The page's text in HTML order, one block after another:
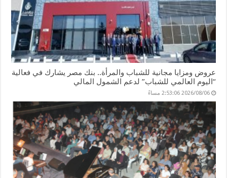
عروض ومزايا مجانية للشباب والمرأة.. بنك مصر يشارك في فعالية
“اليوم العالمي للشباب” لدعم الشمول المالي
2026/08/06 2:53:06 مساءً